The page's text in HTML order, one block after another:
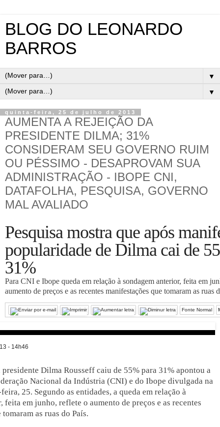
BLOG DO LEONARDO
BARROS
▼
▼
quinta-feira, 25 de julho de 2013
AUMENTA A REJEIÇÃO DA
PRESIDENTE DILMA; 31%
CONSIDERAM SEU GOVERNO RUIM
OU PÉSSIMO - DESAPROVAM SUA
ADMINISTRAÇÃO - IBOPE CNI,
DATAFOLHA, PESQUISA, GOVERNO
MAL AVALIADO
Pesquisa mostra que após
popularidade de Dilma cai de
31%
Para CNI e Ibope queda em relação à sondagem anterior, feita em
aumento de preços e as recentes manifestações que tomaram as ruas
Fonte Normal
- 14h46
Dilma Rousseff caiu de 55% para 31% apontou a
Nacional da Indústria (CNI) e do Ibope divulgada na
25. Segundo as entidades, a queda em relação à
feita em junho, reflete o aumento de preços e as recentes
as ruas do País.